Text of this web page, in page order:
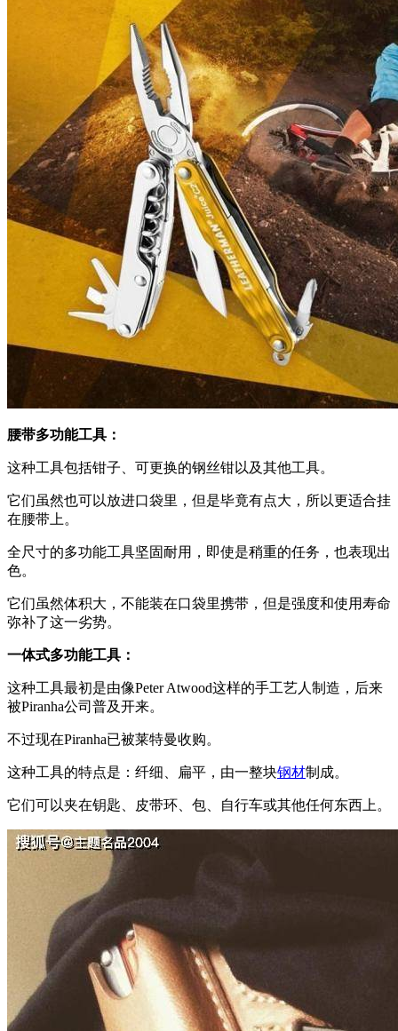
腰带多功能工具：
这种工具包括钳子、可更换的钢丝钳以及其他工具。
它们虽然也可以放进口袋里，但是毕竟有点大，所以更适合挂
在腰带上。
全尺寸的多功能工具坚固耐用，即使是稍重的任务，也表现出
色。
它们虽然体积大，不能装在口袋里携带，但是强度和使用寿命
弥补了这一劣势。
一体式多功能工具：
这种工具最初是由像Peter Atwood这样的手工艺人制造，后来
被Piranha公司普及开来。
不过现在Piranha已被莱特曼收购。
这种工具的特点是：纤细、扁平，由一整块钢材制成。
它们可以夹在钥匙、皮带环、包、自行车或其他任何东西上。